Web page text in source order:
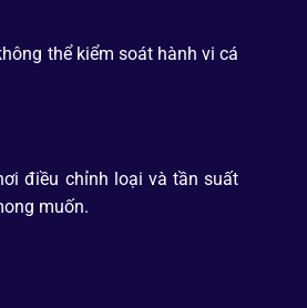
thể kiểm soát hành vi cá
điều chỉnh loại và tần suất
muốn.